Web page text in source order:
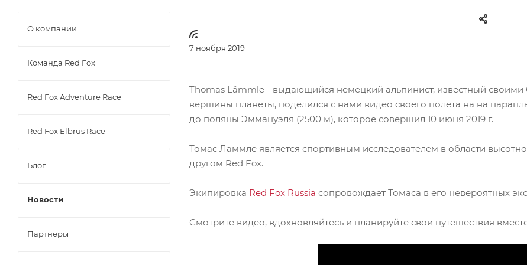
7 ноября 2019
Thomas Lämmle - выдающийся немецкий альпинист, известный
вершины планеты, поделился с нами видео своего полета на на
до поляны Эммануэля (2500 м), которое совершил 10 июня 2019 г.
Томас Ламмле является спортивным исследователем в области
другом Red Fox.
Экипировка Red Fox Russia сопровождает Томаса в его невероятных
Смотрите видео, вдохновляйтесь и планируйте свои путешествия
О компании
Команда Red Fox
Red Fox Adventure Race
Red Fox Elbrus Race
Блог
Новости
Партнеры